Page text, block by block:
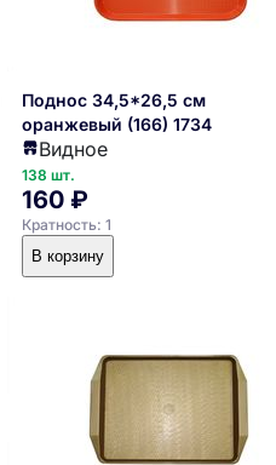
Поднос 34,5*26,5 см
оранжевый (166) 1734
Видное
138 шт.
160 ₽
Кратность: 1
В корзину